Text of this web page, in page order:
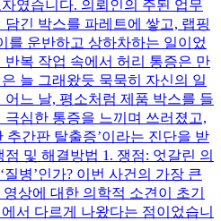
였습니다. 의뢰인의 주된 업무
긴 박스를 파레트에 쌓고, 랩핑
를 운반하고 상하차하는 일이었
반복 작업 속에서 허리 통증은 만
늘 그래왔듯 묵묵히 자신의 일
느 날, 평소처럼 제품 박스를 들
극심한 통증을 느끼며 쓰러졌고,
추간판 탈출증’이라는 진단을 받
및 해결방법 1. 쟁점: 엇갈린 의
질병’인가? 이번 사건의 가장 큰
상에 대한 의학적 소견이 초기
서 다르게 나왔다는 점이었습니